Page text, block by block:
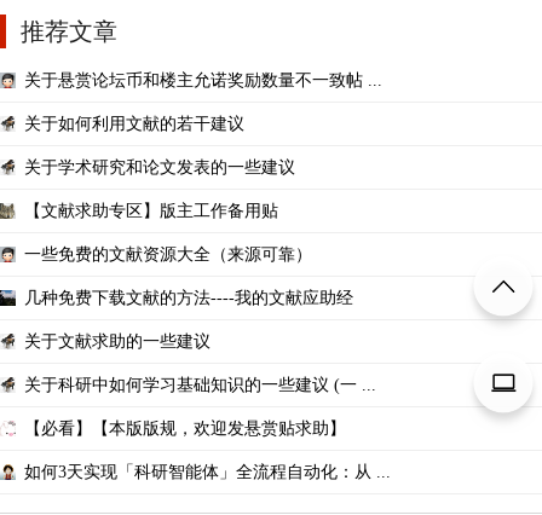
推荐文章
关于悬赏论坛币和楼主允诺奖励数量不一致帖 ...
关于如何利用文献的若干建议
关于学术研究和论文发表的一些建议
【文献求助专区】版主工作备用贴
一些免费的文献资源大全（来源可靠）
几种免费下载文献的方法----我的文献应助经
关于文献求助的一些建议
关于科研中如何学习基础知识的一些建议 (一 ...
【必看】【本版版规，欢迎发悬赏贴求助】
如何3天实现「科研智能体」全流程自动化：从 ...